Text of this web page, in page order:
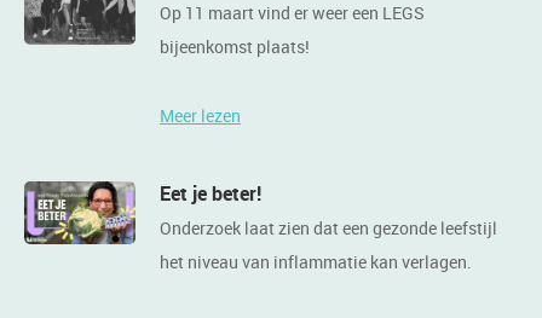
Op 11 maart vind er weer een LEGS
bijeenkomst plaats!
Meer lezen
Eet je beter!
Onderzoek laat zien dat een gezonde leefstijl
het niveau van inflammatie kan verlagen.